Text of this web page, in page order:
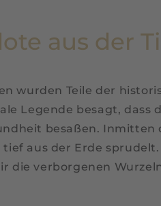
aus der
wurden Teile der
Legende besagt, dass
besaßen. Inmitten
aus der Erde sprudelt.
die verborgenen